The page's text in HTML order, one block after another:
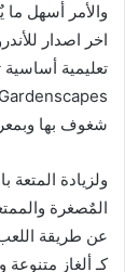
والأمر أسهل
اخر اصدار
تعليمية أساسية
شغوف بها
ولزيادة
المٌصغرة
عن طريقة
كـ ألغاز